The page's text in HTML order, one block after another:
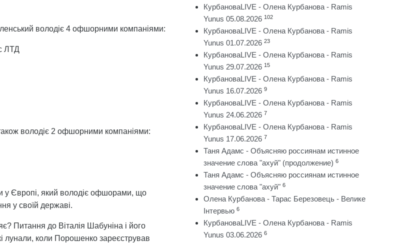
володіє 4 офшорними компаніями:
ЛТД
володіє 2 офшорними компаніями:
у Європі, який володіє офшорами, що
у своїй державі.
Питання до Віталія Шабуніна і його
лунали, коли Порошенко зареєстрував
КурбановаLIVE - Олена Курбанова - Ramis
Yunus 05.08.2026 102
КурбановаLIVE - Олена Курбанова - Ramis
Yunus 01.07.2026 23
КурбановаLIVE - Олена Курбанова - Ramis
Yunus 29.07.2026 15
КурбановаLIVE - Олена Курбанова - Ramis
Yunus 16.07.2026 9
КурбановаLIVE - Олена Курбанова - Ramis
Yunus 24.06.2026 7
КурбановаLIVE - Олена Курбанова - Ramis
Yunus 17.06.2026 7
Таня Адамс - Объясняю россиянам истинное
значение слова "ахуй" (продолжение) 6
Таня Адамс - Объясняю россиянам истинное
значение слова "ахуй" 6
Олена Курбанова - Тарас Березовець - Велике
Інтервью 6
КурбановаLIVE - Олена Курбанова - Ramis
Yunus 03.06.2026 6